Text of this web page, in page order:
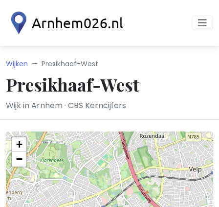
Wijken Presikhaaf-West
Presikhaaf-West
Wijk in Arnhem · CBS Kerncijfers
+
−